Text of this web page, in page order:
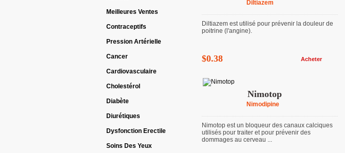
Meilleures Ventes
Contraceptifs
Pression Artérielle
Cancer
Cardiovasculaire
Cholestérol
Diabète
Diurétiques
Dysfonction Erectile
Soins Des Yeux
Diltiazem
Diltiazem est utilisé pour prévenir la douleur de
poitrine (l'angine).
$0.38 Acheter
Nimotop
Nimodipine
Nimotop est un bloqueur des canaux calciques
utilisés pour traiter et pour prévenir des
dommages au cerveau ...